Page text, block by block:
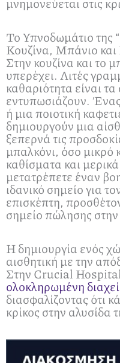
Το Υπνοδωμάτιο της
Κουζίνα, Μπάνιο και
Στην κουζίνα και το
υπερέχει. Λιτές
καθαριότητα είναι
εντυπωσιάζουν.
ή μια ποιοτική
δημιουργούν μια
ξεπερνά τις
μπαλκόνι, όσο μικρό
καθίσματα και
μετατρέπετε έναν
ιδανικό σημείο για
επισκέπτη,
σημείο πώλησης στην
Η δημιουργία ενός
αισθητική με την
Στην Crucial
ολοκληρωμένη
διασφαλίζοντας ότι
κρίκος στην αλυσίδα